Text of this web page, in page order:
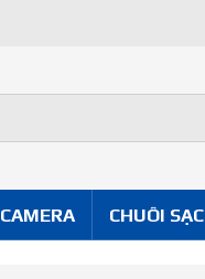
CAMERA CHUÔI SẠC